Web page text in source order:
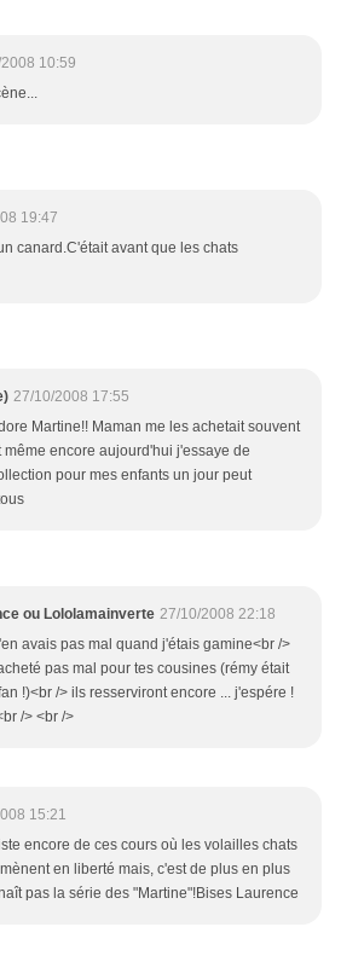
10:59
19:47
canard.C'était avant que les chats
27/10/2008 17:55
Martine!! Maman me les achetait souvent
même encore aujourd'hui j'essaye de
pour mes enfants un jour peut
ou Lololamainverte 27/10/2008 22:18
avais pas mal quand j'étais gamine<br />
pas mal pour tes cousines (rémy était
!)<br /> ils resserviront encore ... j'espére !
/> <br />
15:21
encore de ces cours où les volailles chats
en liberté mais, c'est de plus en plus
pas la série des "Martine"!Bises Laurence